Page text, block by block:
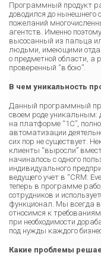
Программный продукт
доводился до нынешнего
пожеланий
агентств. Именно
высосанный из пальца
людьми, имеющими
о предметной области, а
проверенный “в бою”.
В чем уникальность
Данный программный
своем роде уникальным:
на платформе “1С”,
автоматизации
сих пор не существует.
клиенты “выросли”
начиналось с одного
индивидуального
ведущего учет в “CRM:
теперь в программе
сотрудников и
функционал. Мы всегда
относимся к
при необходимости
под нужды каждого
Какие проблемы